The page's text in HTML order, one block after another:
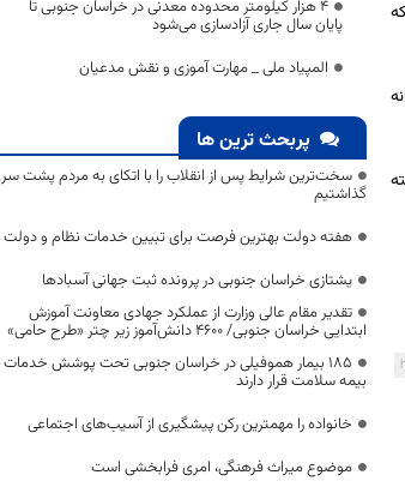
۴ هزار کیلومتر محدوده معدنی در خراسان جنوبی تا
پایان سال جاری آزادسازی می‌شود
المپیاد ملی _ مهارت آموزی و نقش مدعیان
پربحث ترین ها
سخت‌ترین شرایط پس از انقلاب را با اتکای به مردم پشت سر
گذاشتیم
هفته دولت بهترین فرصت برای تبیین خدمات نظام و دولت
یشتازی خراسان جنوبی در پرونده ثبت جهانی آسبادها
تقدیر مقام عالی وزارت از عملکرد جهادی معاونت آموزش
ابتدایی خراسان جنوبی/ ۴۶۰۰ دانش‌آموز زیر چتر «طرح حامی»
۱۸۵ بیمار هموفیلی در خراسان جنوبی تحت پوشش خدمات
بیمه سلامت قرار دارند
خانواده را مهمترین رکن پیشگیری از آسیب‌های اجتماعی
موضوع میراث فرهنگی، امری فرابخشی است